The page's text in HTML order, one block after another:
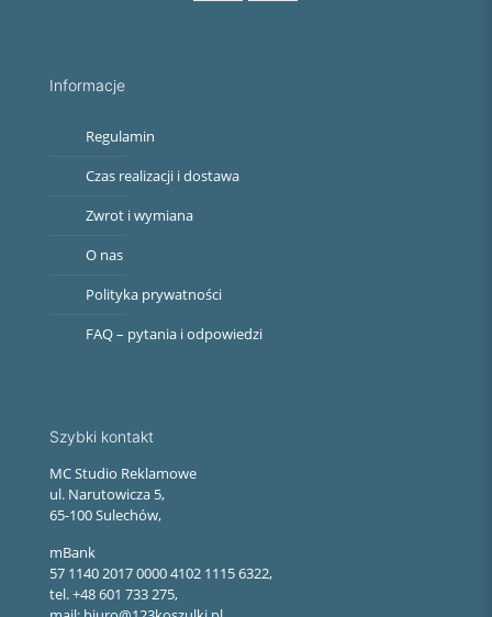
Informacje
Regulamin
Czas realizacji i dostawa
Zwrot i wymiana
O nas
Polityka prywatności
FAQ – pytania i odpowiedzi
Szybki kontakt
MC Studio Reklamowe
ul. Narutowicza 5,
65-100 Sulechów,
mBank
57 1140 2017 0000 4102 1115 6322,
tel. +48 601 733 275,